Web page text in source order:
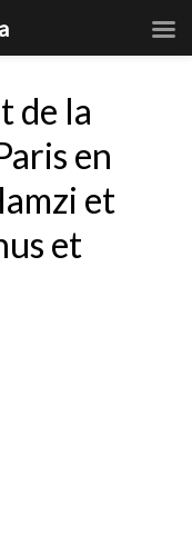
de la
en
et
et